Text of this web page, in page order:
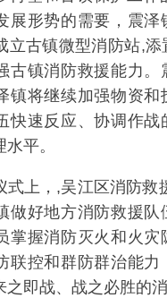
展形势的需要，震泽
立古镇微型消防站,
古镇消防救援能力。
镇将继续加强物资和
快速反应、协调作战
平。
式上，,吴江区消防救
做好地方消防救援队
掌握消防灭火和火灾
联控和群防群治能力
即战、战之必胜的消